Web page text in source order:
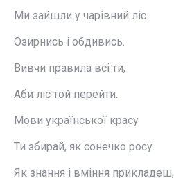
Ми зайшли у чарівний ліс.
Озирнись і обдивись.
Вивчи правила всі ти,
Аби ліс той перейти.
Мови української красу
Ти збирай, як сонечко росу.
Як знання і вміння прикладеш,